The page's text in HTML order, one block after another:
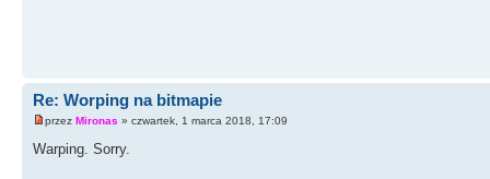
Re: Worping na bitmapie
przez Mironas » czwartek, 1 marca 2018, 17:09
Warping. Sorry.